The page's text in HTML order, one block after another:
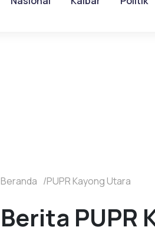
Beranda PUPR Kayong Utara
Berita PUPR